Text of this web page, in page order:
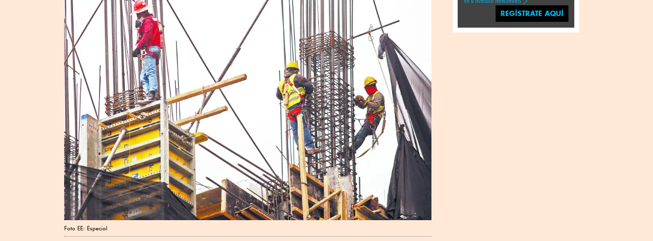
Foto EE: Especial
REGÍSTRATE AQUÍ